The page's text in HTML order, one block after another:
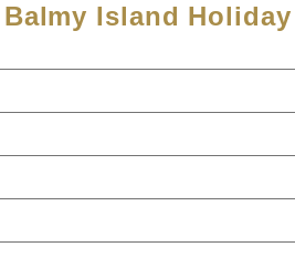
Balmy Island Holiday